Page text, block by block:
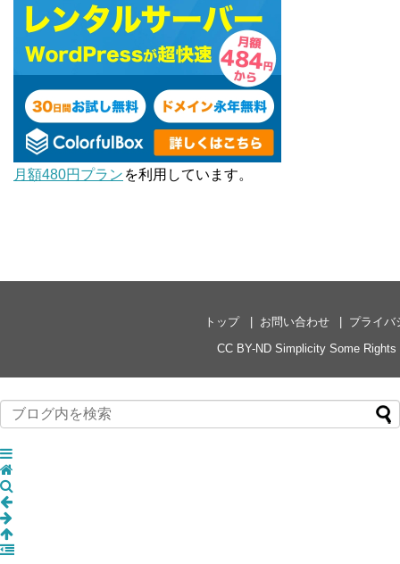
月額480円プラン を利用しています。
トップ お問い合わせ
プライバ
CC BY-ND Simplicity Some Rights